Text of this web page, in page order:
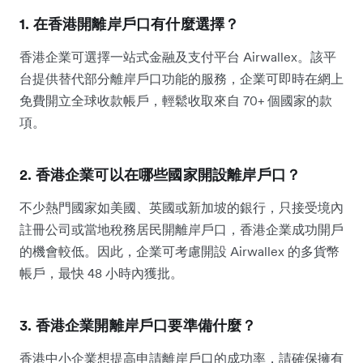
1. 在香港開離岸戶口有什麼選擇？
香港企業可選擇一站式金融及支付平台 Airwallex。該平
台提供替代部分離岸戶口功能的服務，企業可即時在網上
免費開立全球收款帳戶，輕鬆收取來自 70+ 個國家的款
項。
2. 香港企業可以在哪些國家開設離岸戶口？
不少熱門國家如美國、英國或新加坡的銀行，只接受境內
註冊公司或當地稅務居民開離岸戶口，香港企業成功開戶
的機會較低。因此，企業可考慮開設 Airwallex 的多貨幣
帳戶，最快 48 小時內獲批。
3. 香港企業開離岸戶口要準備什麼？
香港中小企業想提高申請離岸戶口的成功率，請確保擁有